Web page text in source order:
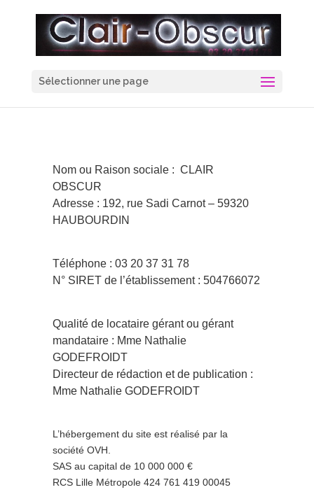
Sélectionner une page
Nom ou Raison sociale : CLAIR
OBSCUR
Adresse : 192, rue Sadi Carnot – 59320
HAUBOURDIN
Téléphone : 03 20 37 31 78
N° SIRET de l’établissement : 504766072
Qualité de locataire gérant ou gérant
mandataire : Mme Nathalie
GODEFROIDT
Directeur de rédaction et de publication :
Mme Nathalie GODEFROIDT
L’hébergement du site est réalisé par la
société OVH.
SAS au capital de 10 000 000 €
RCS Lille Métropole 424 761 419 00045